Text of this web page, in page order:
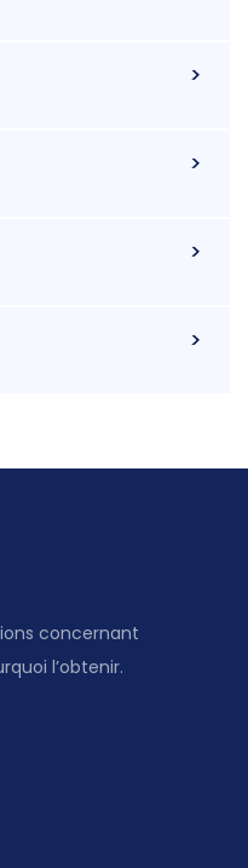
concernant
l’obtenir.